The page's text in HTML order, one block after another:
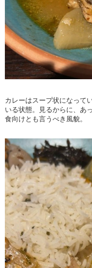
カレーはスープ状になって
いる状態。見るからに、あ
食向けとも言うべき風貌。